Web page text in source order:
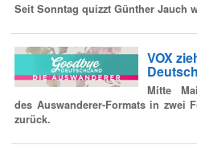
Seit Sonntag quizzt Günther Jauch
VOX
Mitte
des Auswanderer-Formats in zwei
zurück.